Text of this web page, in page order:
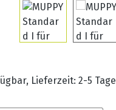
Lieferzeit: 2-5 Tage